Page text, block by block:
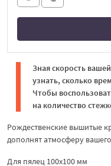
Зная скорость
узнать, сколько
Чтобы
на количество
Рождественские вышитые
дополнят атмосферу
Для пялец 100х100 мм